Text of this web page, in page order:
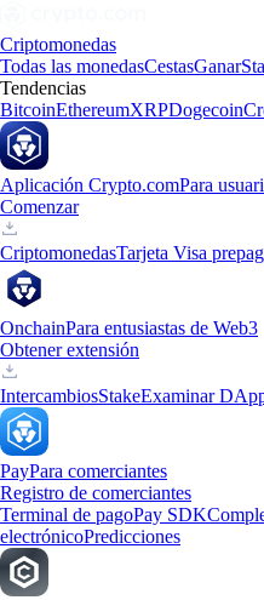
Criptomonedas
Todas las monedasCestasGanar
Tendencias
BitcoinEthereumXRPDogecoin
Aplicación Crypto.comPara
Comenzar
CriptomonedasTarjeta Visa
OnchainPara entusiastas de Web3
Obtener extensión
IntercambiosStakeExaminar
PayPara comerciantes
Registro de comerciantes
Terminal de pagoPay SDK
electrónicoPredicciones